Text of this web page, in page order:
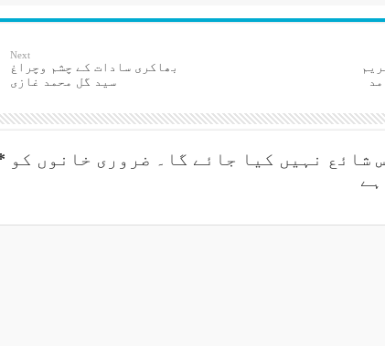
Next
بھاکری سادات کے چشم وچراغ
سید گل محمد غازی
شائع نہیں کیا جائے گا۔ ضروری خانوں کو